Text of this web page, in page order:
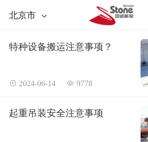
北京市
特种设备搬运注意事项？
 2024-06-14  9778
起重吊装安全注意事项